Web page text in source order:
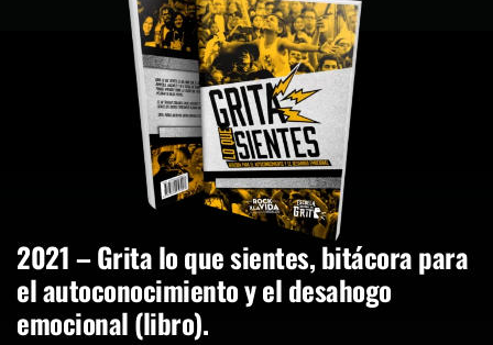
2021 – Grita lo que sientes, bitácora para
el autoconocimiento y el desahogo
emocional (libro).